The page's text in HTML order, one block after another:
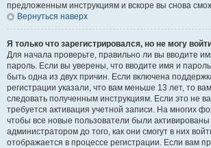
предложенным инструкциям и вскоре вы снова
Вернуться наверх
Я только что зарегистрировался, но не могу
Для начала проверьте, правильно ли вы вводите
пароль. Если вы уверены, что вводите имя и
быть одна из двух причин. Если включена
регистрации указали, что вам меньше 13 лет, то
следовать полученным инструкциям. Если это не
требуется активация учетной записи. На многих
чтобы все новые пользователи были
администратором до того, как они смогут в них
отображается в процессе регистрации. Если вам